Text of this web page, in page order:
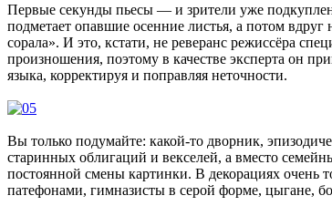
Первые секунды пьесы — и зрители уже
подметает опавшие осенние листья, а потом
сорала». И это, кстати, не реверанс режиссёра
произношения, поэтому в качестве эксперта он
языка, корректируя и поправляя неточности.
Вы только подумайте: какой-то дворник,
старинных облигаций и векселей, а вместо
постоянной смены картинки. В декорациях очень
патефонами, гимназисты в серой форме, цыгане,